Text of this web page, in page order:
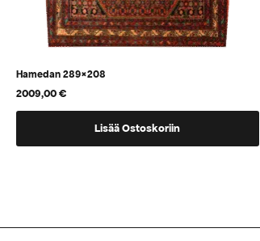
Hamedan 289×208
2009,00€
Lisää Ostoskoriin